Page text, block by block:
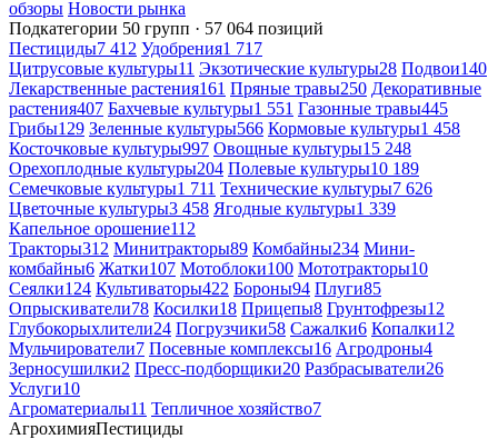
обзоры Новости рынка
Подкатегории 50 групп · 57 064 позиций
Пестициды7 412 Удобрения1 717
Цитрусовые культуры11 Экзотические культуры28 Подвои140
Лекарственные растения161 Пряные травы250 Декоративные
растения407 Бахчевые культуры1 551 Газонные травы445
Грибы129 Зеленные культуры566 Кормовые культуры1 458
Косточковые культуры997 Овощные культуры15 248
Орехоплодные культуры204 Полевые культуры10 189
Семечковые культуры1 711 Технические культуры7 626
Цветочные культуры3 458 Ягодные культуры1 339
Капельное орошение112
Тракторы312 Минитракторы89 Комбайны234 Мини-
комбайны6 Жатки107 Мотоблоки100 Мототракторы10
Сеялки124 Культиваторы422 Бороны94 Плуги85
Опрыскиватели78 Косилки18 Прицепы8 Грунтофрезы12
Глубокорыхлители24 Погрузчики58 Сажалки6 Копалки12
Мульчирователи7 Посевные комплексы16 Агродроны4
Зерносушилки2 Пресс-подборщики20 Разбрасыватели26
Услуги10
Агроматериалы11 Тепличное хозяйство7
АгрохимияПестициды